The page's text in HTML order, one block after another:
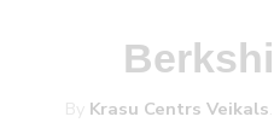
By Krasu Centrs Veikals